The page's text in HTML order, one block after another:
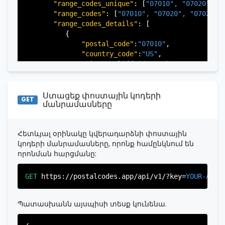
"range_codes_unique" : [ "07010", "07020",
"range_codes" : [ "07010", "07020",
"range_codes_details" : [
"postal_code" : "07010" ,
"country_code" : "US" ,
"city":"Cliffside Park",
"state":"New Jersey",
"province": "Bergen",
"province_code"
"postal_code":"07020",
"country_code" :"US",
"city"
"state":"New Jersey",
"state_code": "NJ" ,
          },
          {
GET Ստացեք փոստային կոդերի
մանրամասները
Հետևյալ օրինակը կվերադարձնի փոստային
կոդերի մանրամասները, որոնք համընկնում են
որոնման հարցմանը:
GET https://postalcodes.app/api/v1/?key=YOUR-
Պատասխանն այսպիսի տեսք կունենա.